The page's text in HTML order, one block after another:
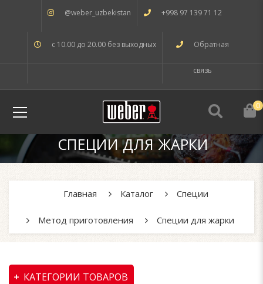
@weber_uzbekistan +998 97 139 71 12
с 10.00 до 20.00 без выходных Обратная
связь
0
СПЕЦИИ ДЛЯ ЖАРКИ
Главная Каталог Специи
Метод приготовления Специи для жарки
КАТЕГОРИИ ТОВАРОВ